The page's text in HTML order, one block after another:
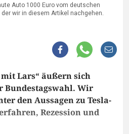
Auto 1000 Euro vom deutschen
wir in diesem Artikel nachgehen.
mit Lars“ äußern sich
Bundestagswahl. Wir
den Aussagen zu Tesla-
Rezession und